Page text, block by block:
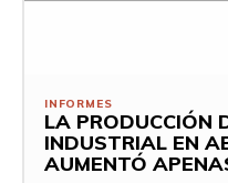
INFORMES
LA PRODUCCIÓN
INDUSTRIAL EN
AUMENTÓ